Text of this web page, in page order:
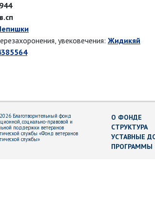
увековечения: Жидикяй
Благотворительный фонд
социально-правовой и
поддержки ветеранов
службы «Фонд ветеранов
службы»
О ФОНДЕ
СТРУКТУРА
УСТАВНЫЕ
ПРОГРАММЫ